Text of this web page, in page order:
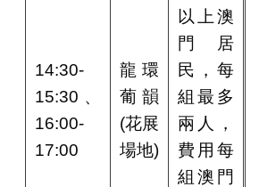
14:30-
15:30、
16:00-
17:00
龍環
葡韻
(花展
場地)
以上澳
門居
民，每
組最多
兩人，
費用每
組澳門